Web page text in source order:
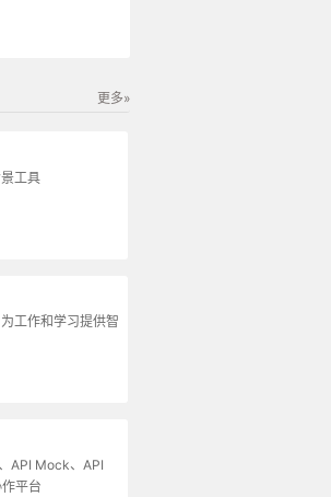
更多»
工具
工作和学习提供智
API Mock、API
平台